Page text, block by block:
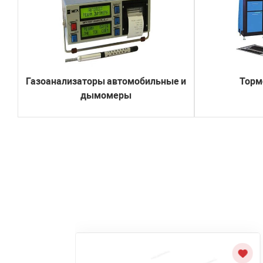
Газоанализаторы автомобильные и
дымомеры